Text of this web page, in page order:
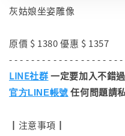
灰姑娘坐姿雕像
原價 $ 1380 優惠 $ 1357
- - - - - - - - - - - - - - - - - - - -
LINE社群一定要加入不錯
官方LINE帳號 任何問題請
┃注意事項┃